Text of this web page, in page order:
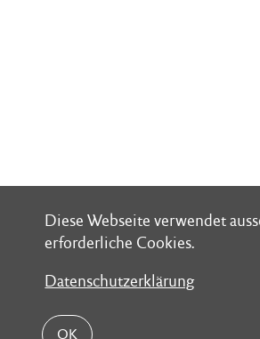
Diese Webseite verwendet
erforderliche Cookies.
Datenschutzerklärung
OK
Diese Webseite verwendet
erforderliche Cookies.
Datenschutzerklärung
OK